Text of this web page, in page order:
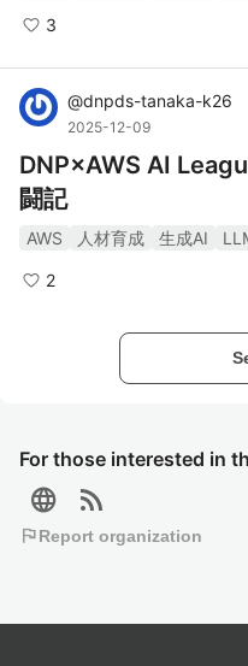
For those interested in
language rss_feed
flagReport organization
3
@dnpds-tanaka-k26
2025-12-09
DNP×AWS AI
闘記
AWS 人材育成 生成AI
2